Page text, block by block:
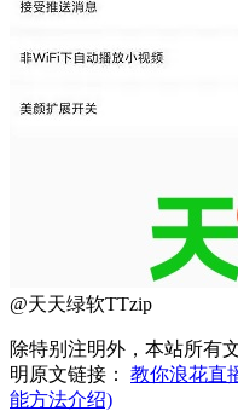
@天天绿软TTzip
除特别注明外，本站所有
明原文链接： 教你浪花直
能方法介绍)